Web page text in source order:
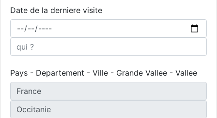
Date de la derniere visite
Pays - Departement - Ville - Grande Vallee - Vallee